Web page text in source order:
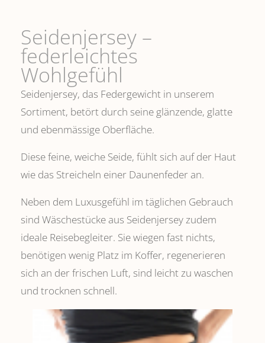
Seidenjersey –
federleichtes
Wohlgefühl
Seidenjersey, das Federgewicht in unserem
Sortiment, betört durch seine glänzende, glatte
und ebenmässige Oberfläche.
Diese feine, weiche Seide, fühlt sich auf der Haut
wie das Streicheln einer Daunenfeder an.
Neben dem Luxusgefühl im täglichen Gebrauch
sind Wäschestücke aus Seidenjersey zudem
ideale Reisebegleiter. Sie wiegen fast nichts,
benötigen wenig Platz im Koffer, regenerieren
sich an der frischen Luft, sind leicht zu waschen
und trocknen schnell.